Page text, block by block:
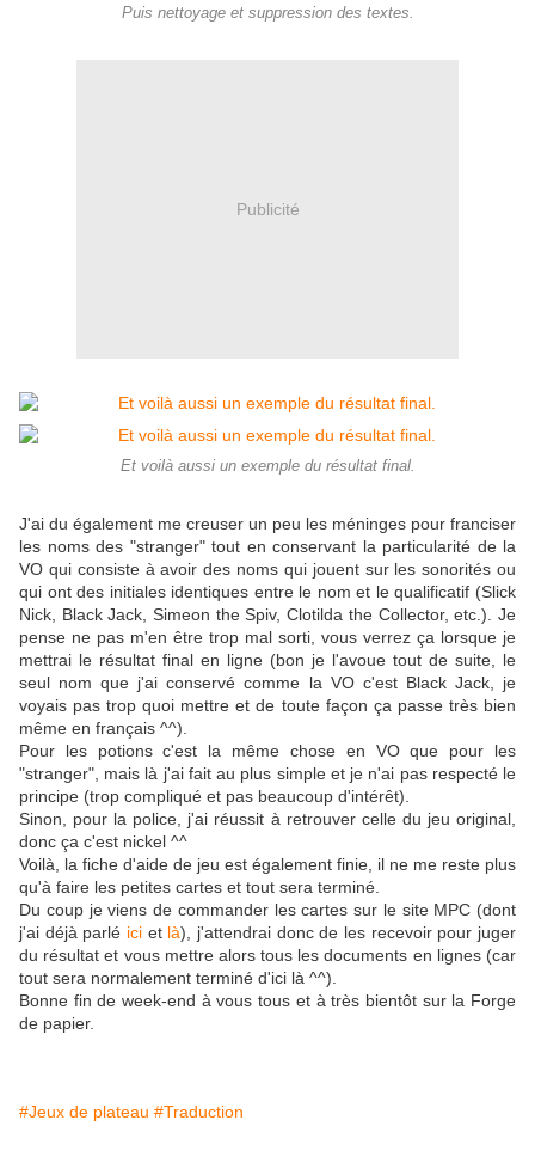
Puis nettoyage et suppression des textes.
Publicité
Et voilà aussi un exemple du résultat final.
J'ai du également me creuser un peu les méninges pour franciser
les noms des "stranger" tout en conservant la particularité de la
VO qui consiste à avoir des noms qui jouent sur les sonorités ou
qui ont des initiales identiques entre le nom et le qualificatif (Slick
Nick, Black Jack, Simeon the Spiv, Clotilda the Collector, etc.). Je
pense ne pas m'en être trop mal sorti, vous verrez ça lorsque je
mettrai le résultat final en ligne (bon je l'avoue tout de suite, le
seul nom que j'ai conservé comme la VO c'est Black Jack, je
voyais pas trop quoi mettre et de toute façon ça passe très bien
même en français ^^).
Pour les potions c'est la même chose en VO que pour les
"stranger", mais là j'ai fait au plus simple et je n'ai pas respecté le
principe (trop compliqué et pas beaucoup d'intérêt).
Sinon, pour la police, j'ai réussit à retrouver celle du jeu original,
donc ça c'est nickel ^^
Voilà, la fiche d'aide de jeu est également finie, il ne me reste plus
qu'à faire les petites cartes et tout sera terminé.
Du coup je viens de commander les cartes sur le site MPC (dont
j'ai déjà parlé ici et là), j'attendrai donc de les recevoir pour juger
du résultat et vous mettre alors tous les documents en lignes (car
tout sera normalement terminé d'ici là ^^).
Bonne fin de week-end à vous tous et à très bientôt sur la Forge
de papier.
#Jeux de plateau #Traduction